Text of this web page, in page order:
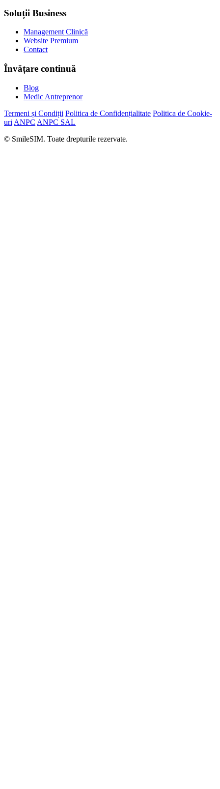
Soluții Business
Management Clinică
Website Premium
Contact
Învățare continuă
Blog
Medic Antreprenor
Termeni și Condiții Politica de Confidențialitate Politica de Cookie-
uri ANPC ANPC SAL
© SmileSIM. Toate drepturile rezervate.